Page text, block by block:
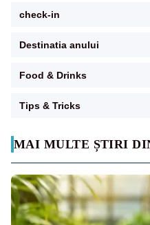
MAI MULTE ȘTIRI
check-in
Destinatia anului
Food & Drinks
Tips & Tricks